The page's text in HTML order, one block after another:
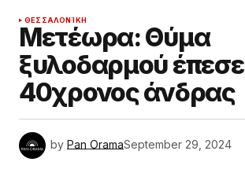
ΘΕΣΣΑΛΟΝΊΚΗ
Μετέωρα: Θύμα
ξυλοδαρμού έπεσε
40χρονος άνδρας
by Pan OramaSeptember 29, 2024